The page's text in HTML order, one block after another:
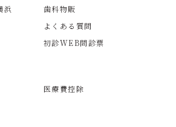
浜
歯科物販
よくある質問
初診WEB問診票
医療費控除